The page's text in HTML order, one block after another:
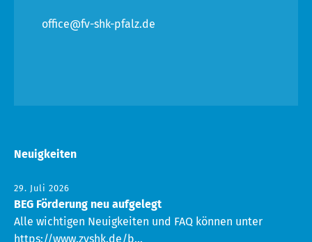
office@fv-shk-pfalz.de
Neuigkeiten
29. Juli 2026
BEG Förderung neu aufgelegt
Alle wichtigen Neuigkeiten und FAQ können unter
https://www.zvshk.de/b...